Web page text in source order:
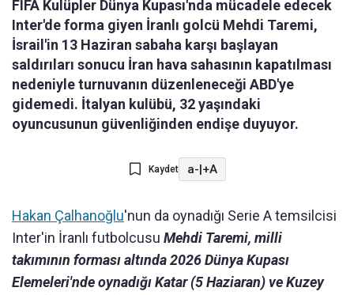
FIFA Kulüpler Dünya Kupası'nda mücadele edecek
Inter'de forma giyen İranlı golcü Mehdi Taremi,
İsrail'in 13 Haziran sabaha karşı başlayan
saldırıları sonucu İran hava sahasının kapatılması
nedeniyle turnuvanın düzenleneceği ABD'ye
gidemedi. İtalyan kulübü, 32 yaşındaki
oyuncusunun güvenliğinden endişe duyuyor.
Kaydet a-|+A
Hakan Çalhanoğlu'nun da oynadığı Serie A temsilcisi
Inter'in İranlı futbolcusu Mehdi Taremi, milli
takımının forması altında 2026 Dünya Kupası
Elemeleri'nde oynadığı Katar (5 Haziaran) ve Kuzey